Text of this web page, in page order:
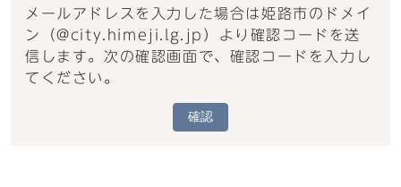
メールアドレスを入力した場合は姫路市のドメイ
ン（@city.himeji.lg.jp）より確認コードを送
信します。次の確認画面で、確認コードを入力し
てください。
確認